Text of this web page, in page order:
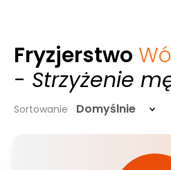
Fryzjerstwo
- Strzyżenie
Sortowanie Domyślnie